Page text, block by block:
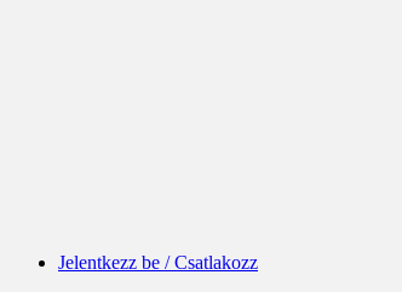
Jelentkezz be / Csatlakozz